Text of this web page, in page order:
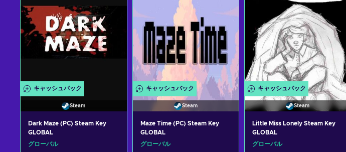
キャッシュバック
Steam
Dark Maze (PC) Steam Key
GLOBAL
グローバル
キャッシュバック
Steam
Maze Time (PC) Steam Key
GLOBAL
グローバル
キャッシュバック
Steam
Little Miss Lonely Steam Key
GLOBAL
グローバル